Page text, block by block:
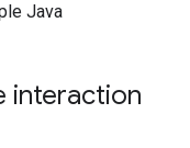
Java
interaction